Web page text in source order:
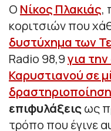
Ο Νίκος Πλακιάς,
κοριτσιών που
δυστύχημα των
Radio 98,9για
Καρυστιανού σε
δραστηριοποίηση
επιφυλάξειςως
τρόπο που έγινε